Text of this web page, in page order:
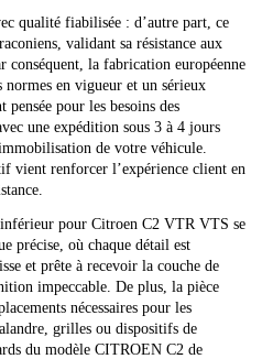
qualité fiabilisée : d’autre part, ce
validant sa résistance aux
conséquent, la fabrication européenne
normes en vigueur et un sérieux
pour les besoins des
une expédition sous 3 à 4 jours
de votre véhicule.
vient renforcer l’expérience client en
pour Citroen C2 VTR VTS se
précise, où chaque détail est
et prête à recevoir la couche de
impeccable. De plus, la pièce
nécessaires pour les
grilles ou dispositifs de
du modèle CITROEN C2 de